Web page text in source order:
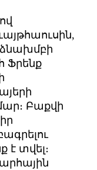
Ֆրենք
Բաքվի
տվել։